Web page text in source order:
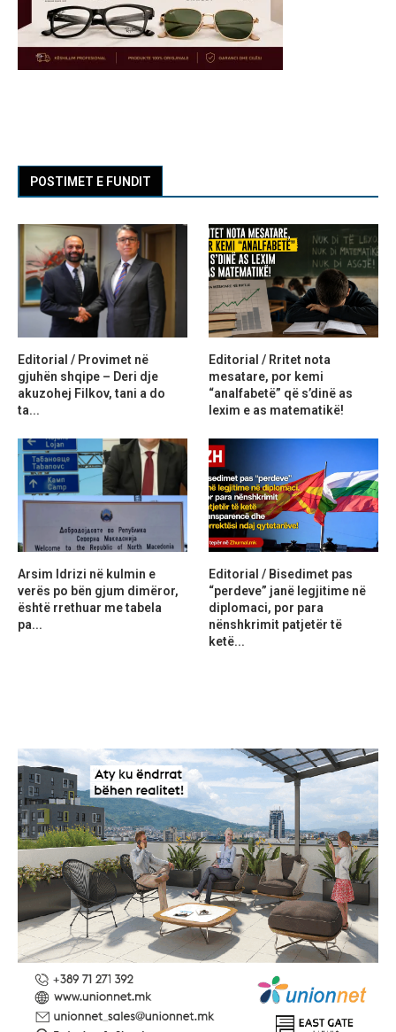
POSTIMET E FUNDIT
Editorial / Provimet në
gjuhën shqipe – Deri dje
akuzohej Filkov, tani a do
ta...
Editorial / Rritet nota
mesatare, por kemi
“analfabetë” që s’dinë as
lexim e as matematikë!
Arsim Idrizi në kulmin e
verës po bën gjum dimëror,
është rrethuar me tabela
pa...
Editorial / Bisedimet pas
“perdeve” janë legjitime në
diplomaci, por para
nënshkrimit patjetër të
ketë...